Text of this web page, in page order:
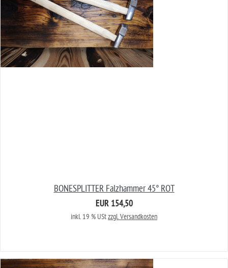
BONESPLITTER Falzhammer 45° ROT
EUR 154,50
inkl. 19 % UStzzgl. Versandkosten